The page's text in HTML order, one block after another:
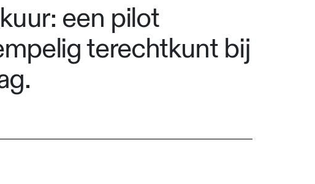
een pilot
terechtkunt bij